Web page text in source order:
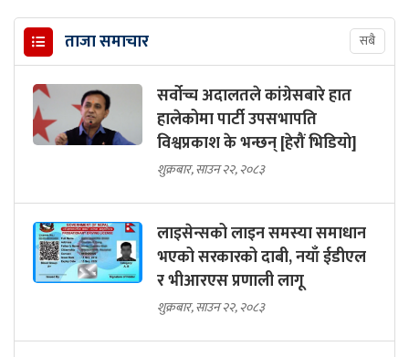
ताजा समाचार सबै
सर्वोच्च अदालतले कांग्रेसबारे हात
हालेकोमा पार्टी उपसभापति
विश्वप्रकाश के भन्छन् [हेरौं भिडियो]
शुक्रबार, साउन २२, २०८३
लाइसेन्सको लाइन समस्या समाधान
भएको सरकारको दाबी, नयाँ ईडीएल
र भीआरएस प्रणाली लागू
शुक्रबार, साउन २२, २०८३